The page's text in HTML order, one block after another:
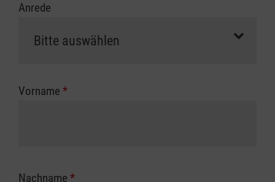
erfolgt eine Abrechnung der vollen Kursgebühr
Die notwendigen Formulare für die
zuständigen Berufsgenossenschaft oder
Anrede
Vorname *
Nachname *